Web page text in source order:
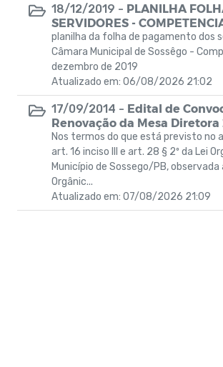
Diário oficial
Portal do Contribuinte
18/12/2019 - PLANILHA
SERVIDORES -
planilha da folha de pagamento dos
Câmara Municipal de Sossêgo -
dezembro de 2019
Atualizado em: 06/08/2026 21:02
17/09/2014 - Edital de
Renovação da Mesa Diretora
Nos termos do que está previsto no
art. 16 inciso III e art. 28 § 2º da Lei
Município de Sossego/PB, observada
Orgânic...
Atualizado em: 07/08/2026 21:09